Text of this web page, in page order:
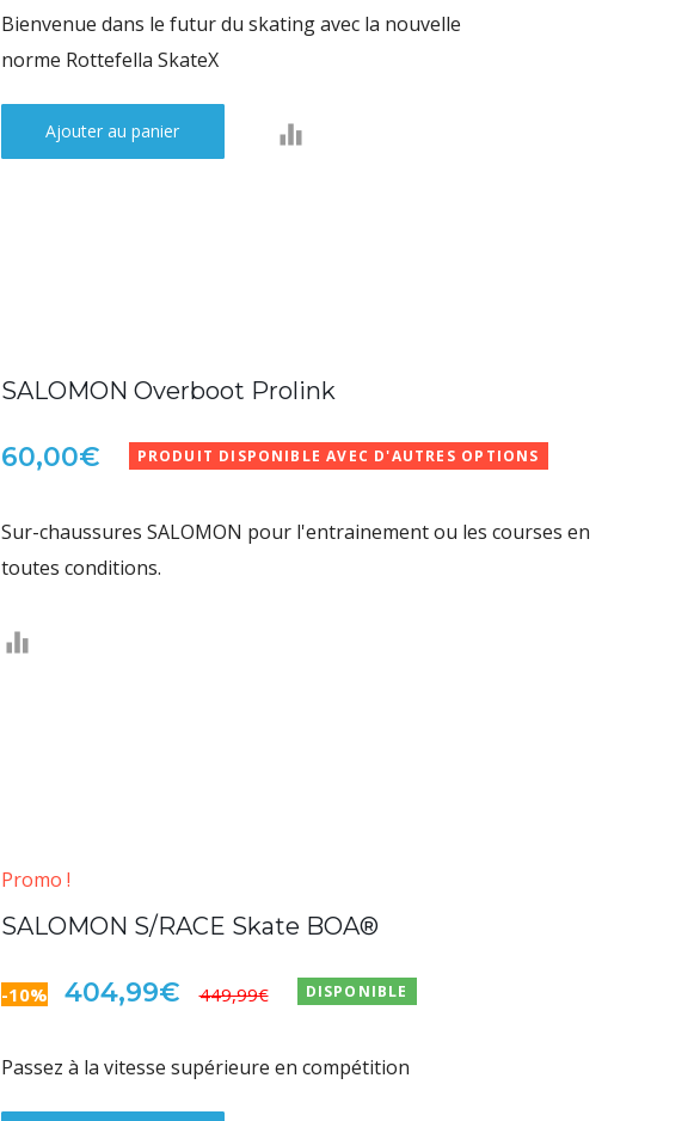
Bienvenue dans le futur du skating avec la nouvelle
norme Rottefella SkateX
Ajouter au panier
SALOMON Overboot Prolink
60,00€ PRODUIT DISPONIBLE AVEC D'AUTRES OPTIONS
Sur-chaussures SALOMON pour l'entrainement ou les courses en
toutes conditions.
Promo !
SALOMON S/RACE Skate BOA®
-10% 404,99€ 449,99€ DISPONIBLE
Passez à la vitesse supérieure en compétition